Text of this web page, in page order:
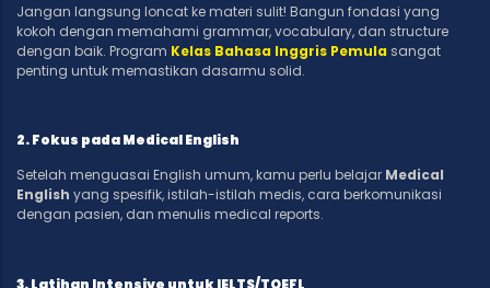
Jangan langsung loncat ke materi sulit! Bangun fondasi yang
kokoh dengan memahami grammar, vocabulary, dan structure
dengan baik. Program Kelas Bahasa Inggris Pemula sangat
penting untuk memastikan dasarmu solid.
2. Fokus pada Medical English
Setelah menguasai English umum, kamu perlu belajar Medical
English yang spesifik, istilah-istilah medis, cara berkomunikasi
dengan pasien, dan menulis medical reports.